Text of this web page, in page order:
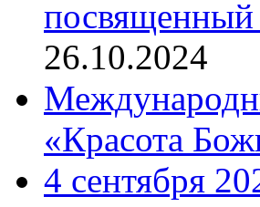
посвященный
26.10.2024
«Красота
4 сентября